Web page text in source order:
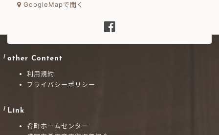
GoogleMapで開く
other Content
利用規約
プライバシーポリシー
Link
肴町ホームセンター